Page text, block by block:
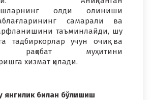
олди олиниши
самарали ва
таъминлайди, шу
тадбиркорлар учун очиқ ва
рақобат муҳитини
хизмат қилади.
янгилик билан бўлишиш